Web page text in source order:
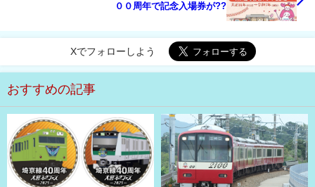
００周年で記念入場券が??
Xでフォローしよう
おすすめの記事